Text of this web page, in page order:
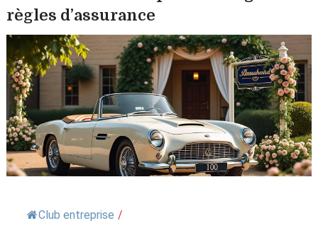
règles d’assurance
Club entreprise /